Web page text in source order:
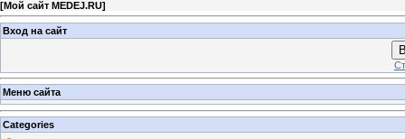
[Мой сайт MEDEJ.RU]
Вход на сайт
Меню сайта
Categories